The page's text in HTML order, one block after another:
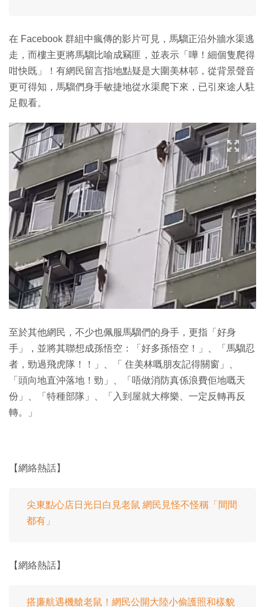
在 Facebook 群組中瘋傳的影片可見，馬騮正沿外牆水渠逃
走，而樓主更將馬騮比喻成竊匪，並表示「嘩！細個隻爬得
咁快既」！有網民留言指地點疑是大圍美林邨，從背景聲音
更可得知，馬騮們身手敏捷地從水渠爬下來，已引來途人駐
足觀看。
至於其他網民，不少也佩服馬騮們的身手，更指「好身
手」，並將其聯想成孫悟空：「好多孫悟空！」、「馬騮忍
者，勁過飛虎隊！！」、「 住美林嘅朋友記得關窗」、
「頭向地直沖落地！勁」、「唔做消防真係浪費佢地嘅天
份」、「特種部隊」、「入到屋就大檸樂、一定反轉再反
轉。」
【網絡熱話】
尖東點心店日光日白見老鼠 網民見怪不怪稱「間間
都有」
【網絡熱話】
搭廉航遇機艙老鼠！網民公開大陸小偷護照和樣貌